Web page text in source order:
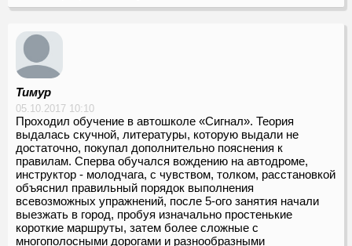
Тимур
05.10.2017 10:10
Проходил обучение в автошколе «Сигнал». Теория
выдалась скучной, литературы, которую выдали не
достаточно, покупал дополнительно пояснения к
правилам. Сперва обучался вождению на автодроме,
инструктор - молодчага, с чувством, толком, расстановкой
объяснил правильный порядок выполнения
всевозможных упражнений, после 5-ого занятия начали
выезжать в город, пробуя изначально простенькие
короткие маршруты, затем более сложные с
многополосными дорогами и разнообразными